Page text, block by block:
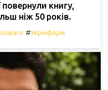
повернули книгу,
ніж 50 років.
#Укрінформ